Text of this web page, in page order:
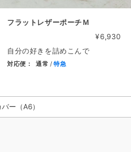
フラットレザーポーチＭ
¥6,930
自分の好きを詰めこんで
対応便： 通常 特急
ー（A6）